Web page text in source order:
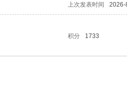
上次发表时间 2026-
积分 1733